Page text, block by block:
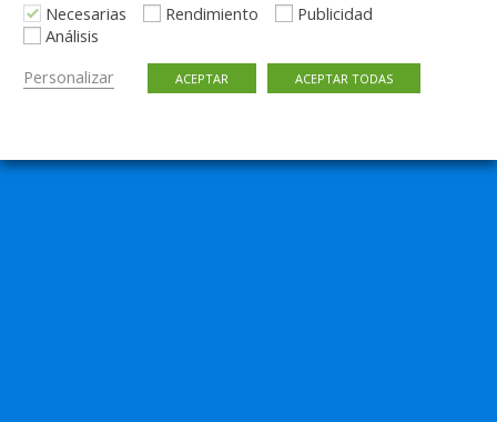
Necesarias
Rendimiento
Publicidad
Análisis
Personalizar
ACEPTAR ACEPTAR TODAS